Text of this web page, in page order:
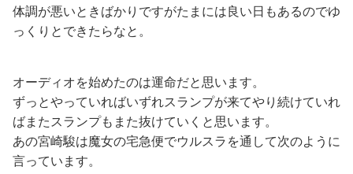
体調が悪いときばかりですがたまには良い日もあるのでゆ
っくりとできたらなと。
オーディオを始めたのは運命だと思います。
ずっとやっていればいずれスランプが来てやり続けていれ
ばまたスランプもまた抜けていくと思います。
あの宮崎駿は魔女の宅急便でウルスラを通して次のように
言っています。